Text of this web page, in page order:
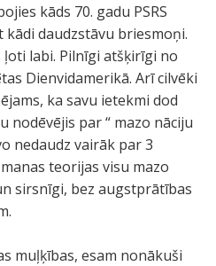
kāds 70. gadu PSRS
daudzstāvu briesmoņi.
labi. Pilnīgi atšķirīgi no
Dienvidamerikā. Arī cilvēki
ka savu ietekmi dod
nodēvējis par “ mazo nāciju
nedaudz vairāk par 3
teorijas visu mazo
sirsnīgi, bez augstprātības
muļķības, esam nonākuši